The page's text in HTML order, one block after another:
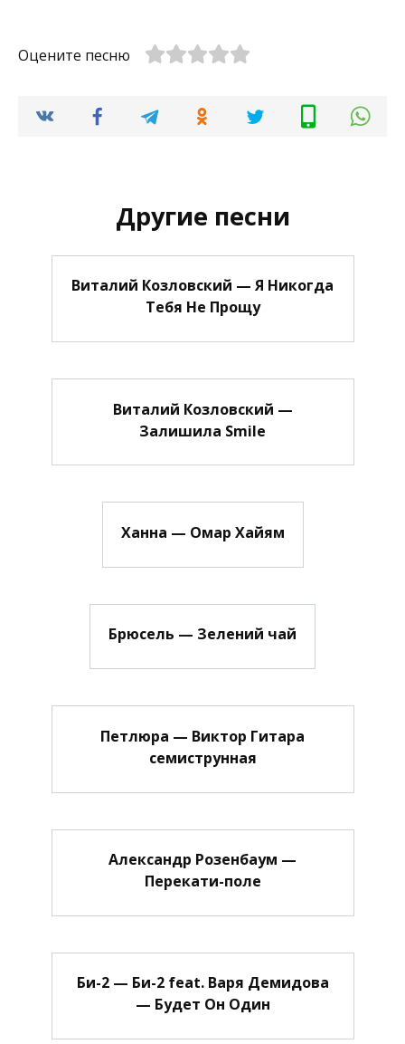
Оцените песню
Другие песни
Виталий Козловский — Я Никогда
Тебя Не Прощу
Виталий Козловский —
Залишила Smile
Ханна — Омар Хайям
Брюсель — Зелений чай
Петлюра — Виктор Гитара
семиструнная
Александр Розенбаум —
Перекати-поле
Би-2 — Би-2 feat. Варя Демидова
— Будет Он Один